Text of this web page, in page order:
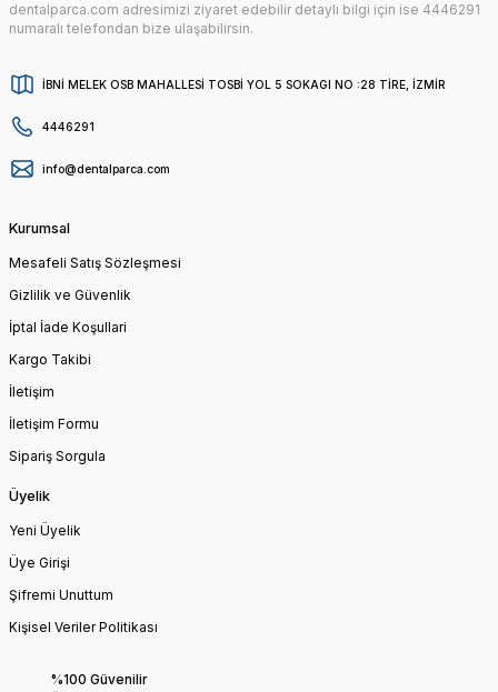
dentalparca.com adresimizi ziyaret edebilir detaylı bilgi için ise 4446291
numaralı telefondan bize ulaşabilirsin.
İBNİ MELEK OSB MAHALLESİ TOSBİ YOL 5 SOKAGI NO :28 TİRE, İZMİR
4446291
info@dentalparca.com
Kurumsal
Mesafeli Satış Sözleşmesi
Gizlilik ve Güvenlik
İptal İade Koşullari
Kargo Takibi
İletişim
İletişim Formu
Sipariş Sorgula
Üyelik
Yeni Üyelik
Üye Girişi
Şifremi Unuttum
Kişisel Veriler Politikası
%100 Güvenilir